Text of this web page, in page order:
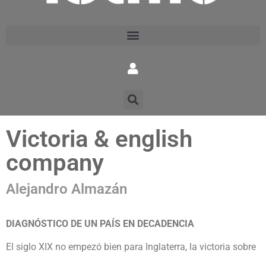
Victoria & english
company
Alejandro Almazán
DIAGNÓSTICO DE UN PAÍS EN DECADENCIA
El siglo XIX no empezó bien para Inglaterra, la victoria sobre